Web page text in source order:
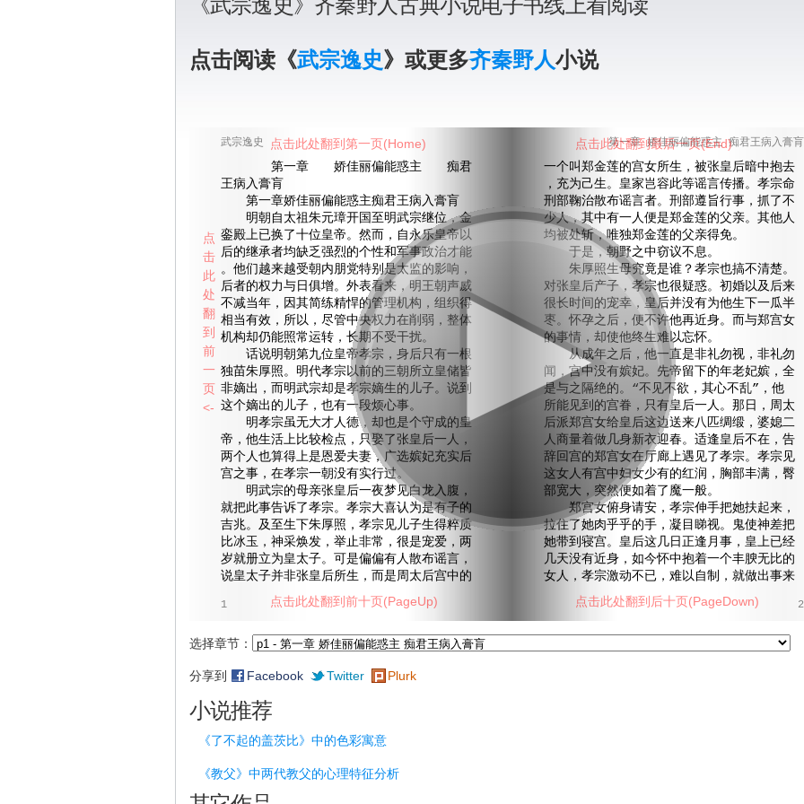
《武宗逸史》齐秦野人古典小说电子书线上看阅读
点击阅读《武宗逸史》或更多齐秦野人小说
武宗逸史 第一章 娇佳丽偏能惑主 痴君王病入膏肓
第一章 娇佳丽偏能惑主 痴君
王病入膏肓
第一章娇佳丽偏能惑主痴君王病入膏肓
明朝自太祖朱元璋开国至明武宗继位，金
銮殿上已换了十位皇帝。然而，自永乐皇帝以
后的继承者均缺乏强烈的个性和军事政治才能
。他们越来越受朝内朋党特别是太监的影响，
后者的权力与日俱增。外表看来，明王朝声威
不减当年，因其简练精悍的管理机构，组织得
相当有效，所以，尽管中央权力在削弱，整体
机构却仍能照常运转，长期不受干扰。
话说明朝第九位皇帝孝宗，身后只有一根
独苗朱厚照。明代孝宗以前的三朝所立皇储皆
非嫡出，而明武宗却是孝宗嫡生的儿子。说到
这个嫡出的儿子，也有一段烦心事。
明孝宗虽无大才人德，却也是个守成的皇
帝，他生活上比较检点，只娶了张皇后一人，
两个人也算得上是恩爱夫妻，广选嫔妃充实后
宫之事，在孝宗一朝没有实行过。
明武宗的母亲张皇后一夜梦见白龙入腹，
就把此事告诉了孝宗。孝宗大喜认为是有子的
吉兆。及至生下朱厚照，孝宗见儿子生得粹质
比冰玉，神采焕发，举止非常，很是宠爱，两
岁就册立为皇太子。可是偏偏有人散布谣言，
说皇太子并非张皇后所生，而是周太后宫中的
一个叫郑金莲的宫女所生，被张皇后暗中抱去
，充为己生。皇家岂容此等谣言传播。孝宗命
刑部鞠治散布谣言者。刑部遵旨行事，抓了不
少人，其中有一人便是郑金莲的父亲。其他人
均被处斩，唯独郑金莲的父亲得免。
于是，朝野之中窃议不息。
朱厚照生母究竟是谁？孝宗也搞不清楚。
对张皇后产子，孝宗也很疑惑。初婚以及后来
很长时间的宠幸，皇后并没有为他生下一瓜半
枣。怀孕之后，便不许他再近身。而与郑宫女
的事情，却使他终生难以忘怀。
从成年之后，他一直是非礼勿视，非礼勿
闻，宫中没有嫔妃。先帝留下的年老妃嫔，全
是与之隔绝的。“不见不欲，其心不乱”，他
所能见到的宫眷，只有皇后一人。那日，周太
后派郑宫女给皇后这边送来八匹绸缎，婆媳二
人商量着做几身新衣迎春。适逢皇后不在，告
辞回宫的郑宫女在厅廊上遇见了孝宗。孝宗见
这女人有宫中妇女少有的红润，胸部丰满，臀
部宽大，突然便如着了魔一般。
郑宫女俯身请安，孝宗伸手把她扶起来，
拉住了她肉乎乎的手，凝目睇视。鬼使神差把
她带到寝宫。皇后这几日正逢月事，皇上已经
几天没有近身，如今怀中抱着一个丰腴无比的
女人，孝宗激动不已，难以自制，就做出事来
1 2
选择章节：
分享到 Facebook Twitter Plurk
点击此处翻到第一页(Home) 点击此处翻到最后一页(End)
点击此处翻到前十页(PageUp) 点击此处翻到后十页(PageDown)
点
击
此
处
翻
到
前
一
页
<-
小说推荐
《了不起的盖茨比》中的色彩寓意
《教父》中两代教父的心理特征分析